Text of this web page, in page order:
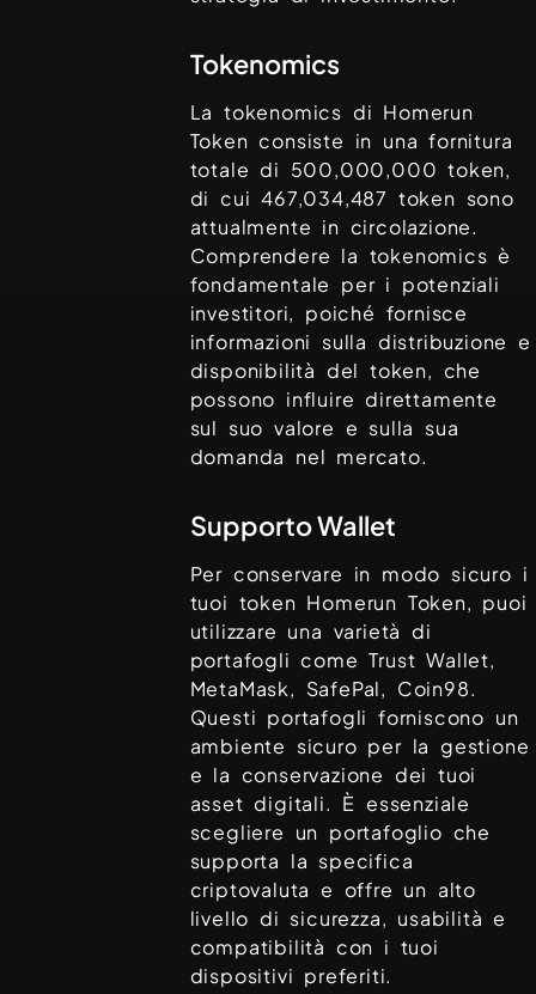
Tokenomics
La tokenomics di Homerun
Token consiste in una fornitura
totale di 500,000,000 token,
di cui467,034,487 token sono
attualmente in circolazione.
Comprendere la tokenomics è
fondamentale per i potenziali
investitori, poiché fornisce
informazioni sulla distribuzione e
disponibilità del token, che
possono influire direttamente
sul suo valore e sulla sua
domanda nel mercato.
Supporto Wallet
Per conservare in modo sicuro i
tuoi token Homerun Token, puoi
utilizzare una varietà di
portafogli comeTrust Wallet,
MetaMask, SafePal, Coin98.
Questi portafogli forniscono un
ambiente sicuro per la gestione
e la conservazione dei tuoi
asset digitali. È essenziale
scegliere un portafoglio che
supporta la specifica
criptovaluta e offre un alto
livello di sicurezza, usabilità e
compatibilità con i tuoi
dispositivi preferiti.